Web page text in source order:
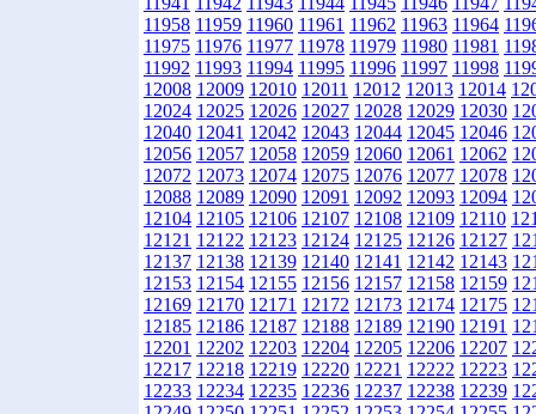
11958 11959 11960 11961 11962 11963 11964
11975 11976 11977 11978 11979 11980 11981
11992 11993 11994 11995 11996 11997 11998
12008 12009 12010 12011 12012 12013 12014
12024 12025 12026 12027 12028 12029 12030
12040 12041 12042 12043 12044 12045 12046
12056 12057 12058 12059 12060 12061 12062
12072 12073 12074 12075 12076 12077 12078
12088 12089 12090 12091 12092 12093 12094
12104 12105 12106 12107 12108 12109 12110
12121 12122 12123 12124 12125 12126 12127
12137 12138 12139 12140 12141 12142 12143
12153 12154 12155 12156 12157 12158 12159
12169 12170 12171 12172 12173 12174 12175
12185 12186 12187 12188 12189 12190 12191
12201 12202 12203 12204 12205 12206 12207
12217 12218 12219 12220 12221 12222 12223
12233 12234 12235 12236 12237 12238 12239